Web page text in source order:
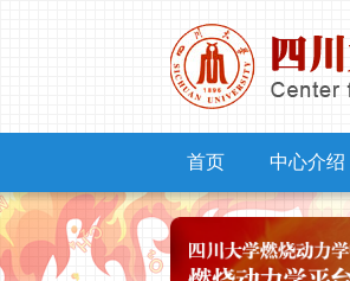
首页 中心介绍